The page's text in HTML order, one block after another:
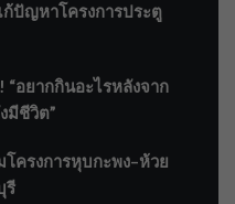
ปัญหาโครงการประตู
“อยากกินอะไรหลังจาก
มีชีวิต”
ครงการหุบกะพง–ห้วย
รี